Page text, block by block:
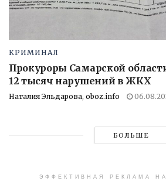
КРИМИНАЛ
Прокуроры Самарской
12 тысяч нарушений в ЖКХ
Наталия Эльдарова, oboz.info
БОЛЬШЕ
ЭФФЕКТИВНАЯ РЕКЛАМА НА